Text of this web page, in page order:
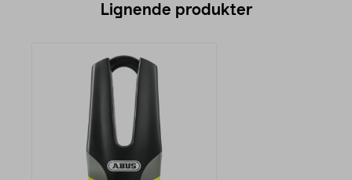
Lignende produkter